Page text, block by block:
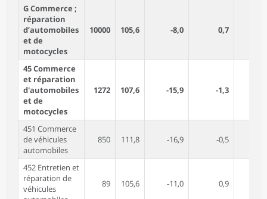
G Commerce ;
réparation
d’automobiles
et de
motocycles
10000 105,6 -8,0 0,7
45 Commerce
et réparation
d'automobiles
et de
motocycles
1272 107,6 -15,9 -1,3
451 Commerce
de véhicules
automobiles
850 111,8 -16,9 -0,5
452 Entretien et
réparation de
véhicules
89 105,6 -11,0 0,9